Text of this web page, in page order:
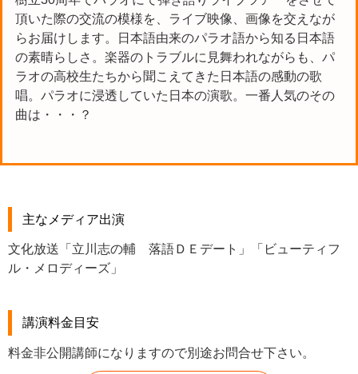
頂いた際の交流の模様を、ライブ映像、画像を交えなが
らお届けします。日本語由来のパラオ語から知る日本語
の素晴らしさ。楽器のトラブルに見舞われながらも、パ
ラオの高校生たちから聞こえてきた日本語の感動の歌
唱。パラオに浸透していた日本の演歌。一番人気のその
曲は・・・？
主なメディア出演
文化放送「立川志の輔 落語ＤＥデート」「ビューティフ
ル・メロディーズ」
講演料金目安
料金非公開講師になりますので別途お問合せ下さい。